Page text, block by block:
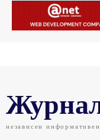
независен